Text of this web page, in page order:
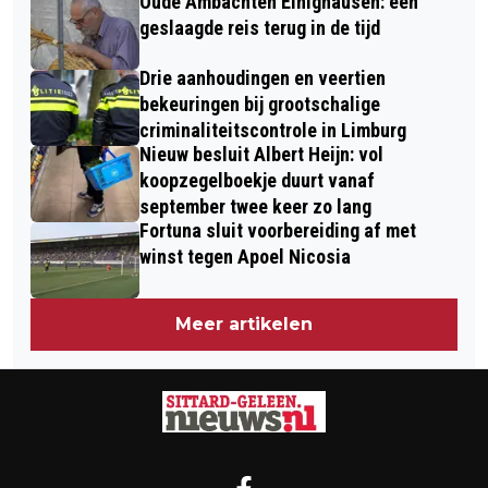
geslaagde reis terug in de tijd
Drie aanhoudingen en veertien
bekeuringen bij grootschalige
criminaliteitscontrole in Limburg
Nieuw besluit Albert Heijn: vol
koopzegelboekje duurt vanaf
september twee keer zo lang
Fortuna sluit voorbereiding af met
winst tegen Apoel Nicosia
Meer artikelen